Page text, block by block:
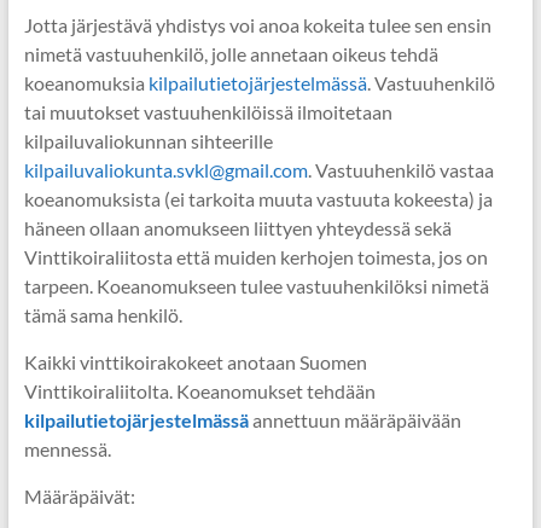
Jotta järjestävä yhdistys voi anoa kokeita tulee sen ensin
nimetä vastuuhenkilö, jolle annetaan oikeus tehdä
koeanomuksia kilpailutietojärjestelmässä. Vastuuhenkilö
tai muutokset vastuuhenkilöissä ilmoitetaan
kilpailuvaliokunnan sihteerille
kilpailuvaliokunta.svkl@gmail.com. Vastuuhenkilö vastaa
koeanomuksista (ei tarkoita muuta vastuuta kokeesta) ja
häneen ollaan anomukseen liittyen yhteydessä sekä
Vinttikoiraliitosta että muiden kerhojen toimesta, jos on
tarpeen. Koeanomukseen tulee vastuuhenkilöksi nimetä
tämä sama henkilö.
Kaikki vinttikoirakokeet anotaan Suomen
Vinttikoiraliitolta. Koeanomukset tehdään
kilpailutietojärjestelmässäannettuun määräpäivään
mennessä.
Määräpäivät: